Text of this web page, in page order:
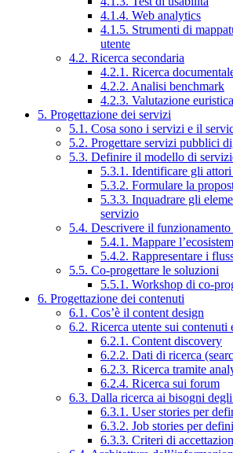
4.1.4. Web analytics
4.1.5. Strumenti di
utente
4.2. Ricerca secondaria
4.2.1. Ricerca
4.2.2. Analisi benchmark
4.2.3. Valutazione euristica
5. Progettazione dei servizi
5.1. Cosa sono i servizi e il
5.2. Progettare servizi pubblici
5.3. Definire il modello di
5.3.1. Identificare gli
5.3.2. Formulare la
5.3.3. Inquadrare gli
servizio
5.4. Descrivere il
5.4.1. Mappare
5.4.2. Rappresentare i
5.5. Co-progettare le soluzioni
5.5.1. Workshop di co-
6. Progettazione dei contenuti
6.1. Cos’è il content design
6.2. Ricerca utente sui
6.2.1. Content discovery
6.2.2. Dati di ricerca
6.2.3. Ricerca tramite
6.2.4. Ricerca sui forum
6.3. Dalla ricerca ai bisogni
6.3.1. User stories per
6.3.2. Job stories per
6.3.3. Criteri di